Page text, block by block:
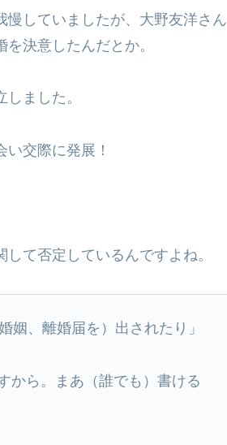
慢していましたが、大野友洋さん
決意したんだとか。
ました。
交際に発展！
て否定しているんですよね。
姻、離婚届を）出されたり」
から。まあ（誰でも）書ける